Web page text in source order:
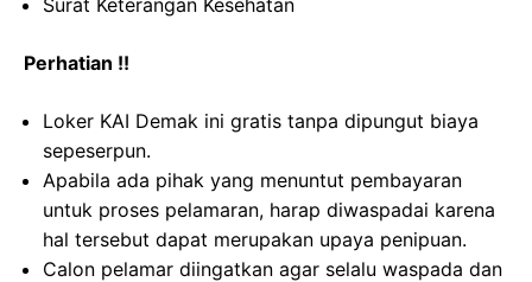
Surat Keterangan Kesehatan
Perhatian !!
Loker KAI Demak ini gratis tanpa dipungut biaya
sepeserpun.
Apabila ada pihak yang menuntut pembayaran
untuk proses pelamaran, harap diwaspadai karena
hal tersebut dapat merupakan upaya penipuan.
Calon pelamar diingatkan agar selalu waspada dan